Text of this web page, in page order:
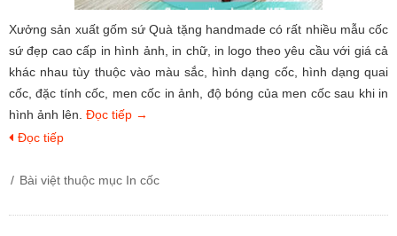
Xưởng sản xuất gốm sứ Quà tặng handmade có rất nhiều mẫu cốc
sứ đẹp cao cấp in hình ảnh, in chữ, in logo theo yêu cầu với giá cả
khác nhau tùy thuộc vào màu sắc, hình dạng cốc, hình dạng quai
cốc, đặc tính cốc, men cốc in ảnh, độ bóng của men cốc sau khi in
hình ảnh lên. Đọc tiếp →
Đọc tiếp
Bài việt thuộc mục In cốc